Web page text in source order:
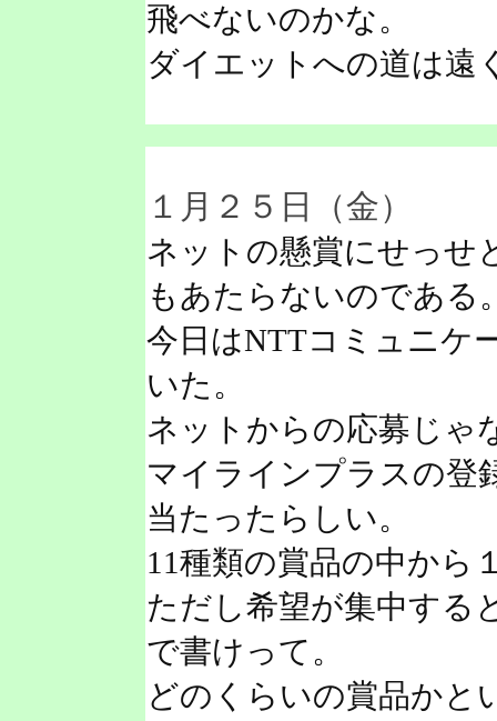
飛べないのかな。
ダイエットへの道は遠
１月２５日（金）
ネットの懸賞にせっせ
もあたらないのである
今日はNTTコミュニケ
いた。
ネットからの応募じゃ
マイラインプラスの登
当たったらしい。
11種類の賞品の中から
ただし希望が集中する
で書けって。
どのくらいの賞品かと